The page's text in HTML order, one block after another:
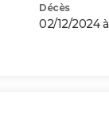
Décès
02/12/2024 à